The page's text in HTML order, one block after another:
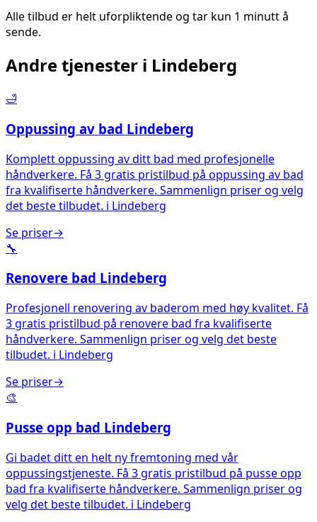
Alle tilbud er helt uforpliktende og tar kun 1 minutt å
sende.
Andre tjenester i Lindeberg
🛁
Oppussing av bad Lindeberg
Komplett oppussing av ditt bad med profesjonelle
håndverkere. Få 3 gratis pristilbud på oppussing av bad
fra kvalifiserte håndverkere. Sammenlign priser og velg
det beste tilbudet. i Lindeberg
Se priser→
🔧
Renovere bad Lindeberg
Profesjonell renovering av baderom med høy kvalitet. Få
3 gratis pristilbud på renovere bad fra kvalifiserte
håndverkere. Sammenlign priser og velg det beste
tilbudet. i Lindeberg
Se priser→
🎨
Pusse opp bad Lindeberg
Gi badet ditt en helt ny fremtoning med vår
oppussingstjeneste. Få 3 gratis pristilbud på pusse opp
bad fra kvalifiserte håndverkere. Sammenlign priser og
velg det beste tilbudet. i Lindeberg